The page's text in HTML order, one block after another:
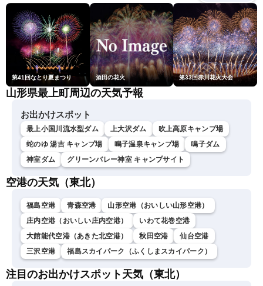
第41回なとり夏まつり 酒田の花火 第33回赤川花火大会
山形県最上町周辺の天気予報
お出かけスポット
最上小国川流水型ダム 上大沢ダム
吹上高原キャンプ場
蛇のゆ 湯吉 キャンプ場
鳴子温泉キャンプ場
鳴子ダム
神室ダム
グリーンバレー神室 キャンプサイト
空港の天気（東北）
福島空港 青森空港
山形空港（おいしい山形空港）
庄内空港（おいしい庄内空港）
いわて花巻空港
大館能代空港（あきた北空港）
秋田空港
仙台空港
三沢空港
福島スカイパーク（ふくしまスカイパーク）
注目のお出かけスポット天気（東北）